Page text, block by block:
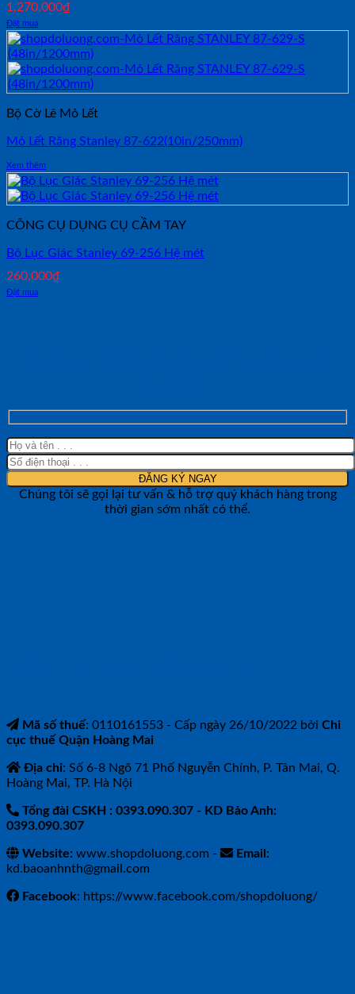
1,270,000₫
Đặt mua
Bộ Cờ Lê Mỏ Lết
Mỏ Lết Răng Stanley 87-622(10in/250mm)
Xem thêm
CÔNG CỤ DỤNG CỤ CẦM TAY
Bộ Lục Giác Stanley 69-256 Hệ mét
260,000₫
Đặt mua
Chúng tôi sẽ gọi lại tư vấn & hỗ trợ quý khách hàng trong
thời gian sớm nhất có thể.
Mã số thuế: 0110161553 - Cấp ngày 26/10/2022 bởi Chi
cục thuế Quận Hoàng Mai
Địa chỉ: Số 6-8 Ngõ 71 Phố Nguyễn Chính, P. Tân Mai, Q.
Hoàng Mai, TP. Hà Nội
Tổng đài CSKH : 0393.090.307 - KD Bảo Anh:
0393.090.307
Website: www.shopdoluong.com -
Email:
kd.baoanhnth@gmail.com
Facebook: https://www.facebook.com/shopdoluong/